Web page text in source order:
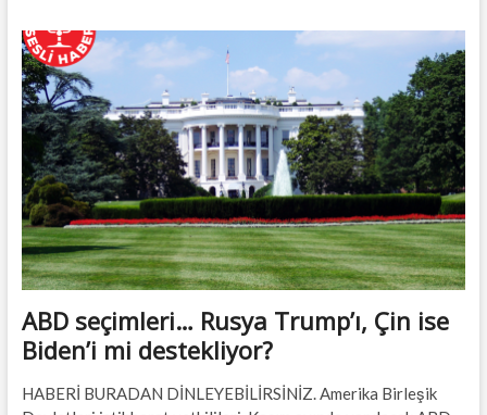
koronavirüsün
kaynağını
araştırıyor…
ABD seçimleri… Rusya Trump’ı, Çin ise
Biden’i mi destekliyor?
HABERİ BURADAN DİNLEYEBİLİRSİNİZ. Amerika Birleşik